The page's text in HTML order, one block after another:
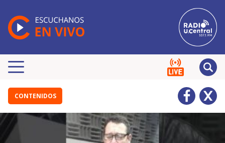
CONTENIDOS